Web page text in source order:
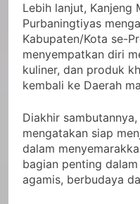
Lebih lanjut, Kanjeng
Purbaningtiyas
Kabupaten/Kota se-
menyempatkan diri
kuliner, dan produk
kembali ke Daerah
Diakhir
mengatakan siap
dalam
bagian penting
agamis, berbudaya